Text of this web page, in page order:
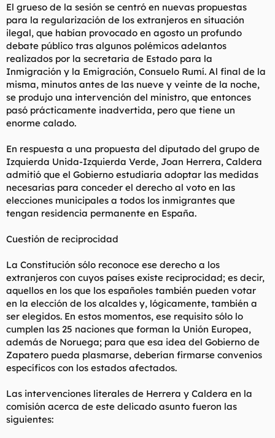
El grueso de la sesión se centró en nuevas propuestas
para la regularización de los extranjeros en situación
ilegal, que habían provocado en agosto un profundo
debate público tras algunos polémicos adelantos
realizados por la secretaria de Estado para la
Inmigración y la Emigración, Consuelo Rumí. Al final de la
misma, minutos antes de las nueve y veinte de la noche,
se produjo una intervención del ministro, que entonces
pasó prácticamente inadvertida, pero que tiene un
enorme calado.
En respuesta a una propuesta del diputado del grupo de
Izquierda Unida-Izquierda Verde, Joan Herrera, Caldera
admitió que el Gobierno estudiaría adoptar las medidas
necesarias para conceder el derecho al voto en las
elecciones municipales a todos los inmigrantes que
tengan residencia permanente en España.
Cuestión de reciprocidad
La Constitución sólo reconoce ese derecho a los
extranjeros con cuyos países existe reciprocidad; es decir,
aquellos en los que los españoles también pueden votar
en la elección de los alcaldes y, lógicamente, también a
ser elegidos. En estos momentos, ese requisito sólo lo
cumplen las 25 naciones que forman la Unión Europea,
además de Noruega; para que esa idea del Gobierno de
Zapatero pueda plasmarse, deberían firmarse convenios
específicos con los estados afectados.
Las intervenciones literales de Herrera y Caldera en la
comisión acerca de este delicado asunto fueron las
siguientes: